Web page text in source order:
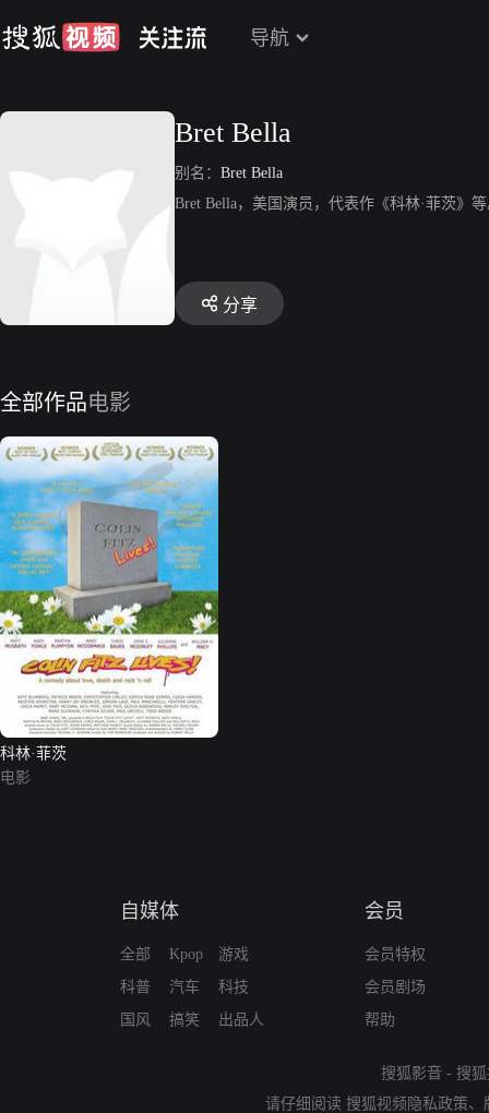
导航
Bret Bella
别名： Bret Bella
Bret Bella，美国演员，代表作《科林·菲茨》
分享
全部作品电影
科林·菲茨
电影
自媒体
全部
科普
国风
Kpop
汽车
搞笑
游戏
科技
出品人
会员
会员特权
会员剧场
帮助
搜狐影音 - 搜
请仔细阅读 搜狐视频隐私政策、